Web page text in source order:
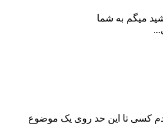
میگم به شما
کسی تا این حد روی یک موضوع